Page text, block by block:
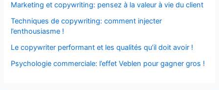
Marketing et copywriting: pensez à la valeur à vie du client
Techniques de copywriting: comment injecter
l’enthousiasme !
Le copywriter performant et les qualités qu’il doit avoir !
Psychologie commerciale: l’effet Veblen pour gagner gros !